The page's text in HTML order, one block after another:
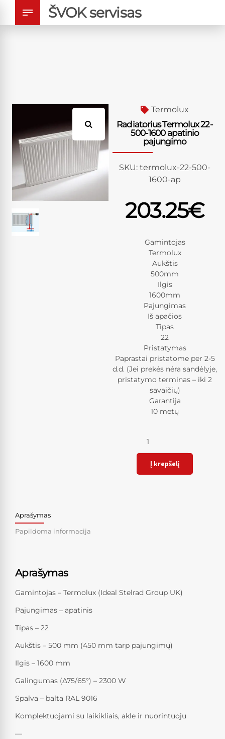
ŠVOK servisas
Termolux
Radiatorius Termolux 22-
500-1600 apatinio
pajungimo
SKU: termolux-22-500-
1600-ap
203.25€
Gamintojas
Termolux
Aukštis
500mm
Ilgis
1600mm
Pajungimas
Iš apačios
Tipas
22
Pristatymas
Paprastai pristatome per 2-5
d.d. (Jei prekės nėra sandėlyje,
pristatymo terminas – iki 2
savaičių)
Garantija
10 metų
Į krepšelį
Aprašymas
Papildoma informacija
Aprašymas
Gamintojas – Termolux (Ideal Stelrad Group UK)
Pajungimas – apatinis
Tipas – 22
Aukštis – 500 mm (450 mm tarp pajungimų)
Ilgis – 1600 mm
Galingumas (Δ75/65°) – 2300 W
Spalva – balta RAL 9016
Komplektuojami su laikikliais, akle ir nuorintuoju
—